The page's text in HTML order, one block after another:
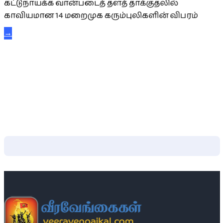
கட்டுநாயக்க வான்படைத் தளத் தாக்குதலில்
காவியமான 14 மறைமுக கரும்புலிகளின் விபரம்
→